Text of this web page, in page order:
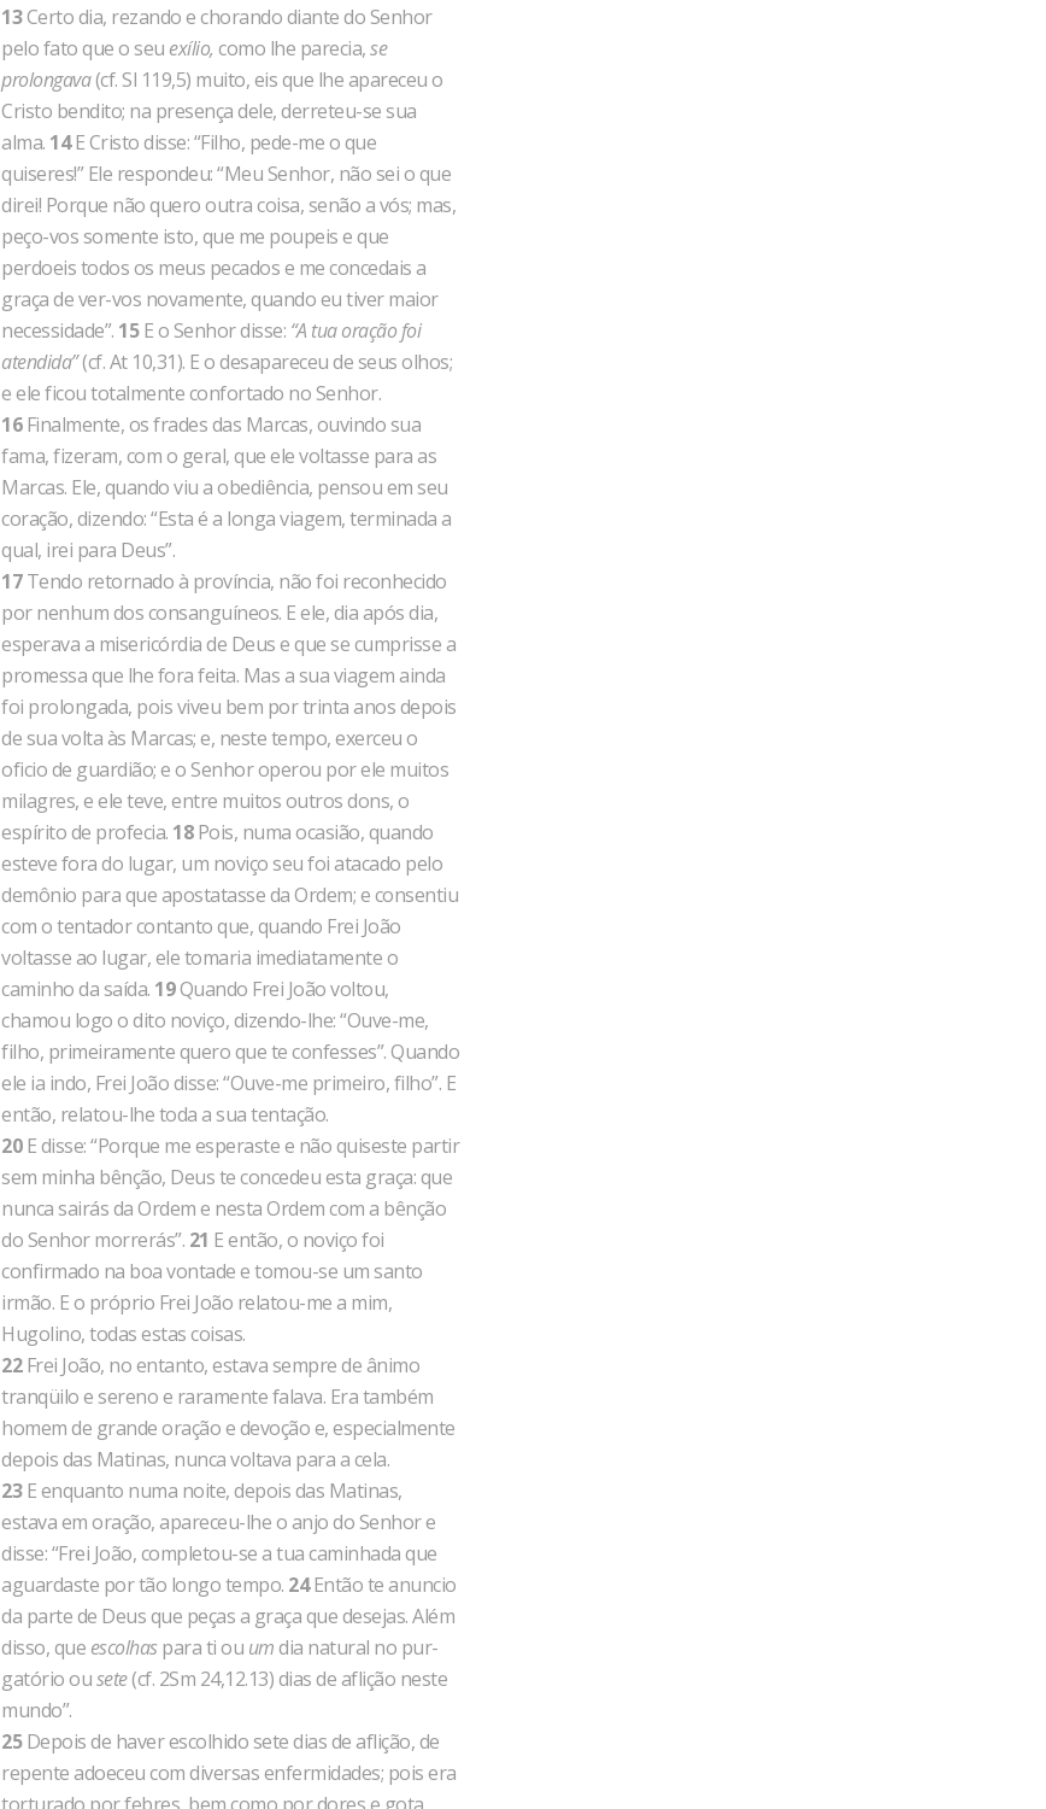
13Certo dia, rezando e chorando diante do Senhor
pelo fato que o seu exílio, como lhe parecia,se
prolongava(cf. Sl 119,5) muito, eis que lhe apareceu o
Cristo bendito; na presença dele, derreteu-se sua
alma. 14E Cristo disse: “Filho, pede-me o que
quiseres!” Ele respondeu: “Meu Senhor, não sei o que
direi! Porque não quero outra coisa, senão a vós; mas,
peço-vos somente isto, que me poupeis e que
perdoeis todos os meus pecados e me concedais a
graça de ver-vos novamente, quando eu tiver maior
necessidade”. 15E o Senhor disse: “A tua oração foi
atendida”(cf. At 10,31). E o desapareceu de seus olhos;
e ele ficou totalmente confortado no Senhor.
16Finalmente, os frades das Marcas, ouvindo sua
fama, fizeram, com o geral, que ele voltasse para as
Marcas. Ele, quando viu a obediência, pensou em seu
coração, dizendo: “Esta é a longa viagem, terminada a
qual, irei para Deus”.
17Tendo retornado à província, não foi reconhecido
por nenhum dos consanguíneos. E ele, dia após dia,
esperava a misericórdia de Deus e que se cumprisse a
promessa que lhe fora feita. Mas a sua viagem ainda
foi prolongada, pois viveu bem por trinta anos depois
de sua volta às Marcas; e, neste tempo, exerceu o
oficio de guar­dião; e o Senhor operou por ele muitos
milagres, e ele teve, entre muitos outros dons, o
espírito de profecia. 18Pois, numa ocasião, quando
esteve fora do lugar, um noviço seu foi atacado pelo
demônio para que apostatasse da Ordem; e consentiu
com o tentador contanto que, quando Frei João
voltasse ao lugar, ele tomaria imedia­tamente o
caminho da saída. 19Quando Frei João voltou,
chamou logo o dito noviço, dizendo-lhe: “Ouve-me,
filho, primeiramente quero que te confesses”. Quando
ele ia indo, Frei João disse: “Ouve-me primeiro, filho”. E
então, relatou-lhe toda a sua tentação.
20E disse: “Porque me esperaste e não quises­te partir
sem minha bênção, Deus te concedeu esta graça: que
nunca sairás da Ordem e nesta Ordem com a bênção
do Senhor morrerás”. 21 E então, o noviço foi
confirmado na boa vonta­de e tomou-se um santo
irmão. E o próprio Frei João relatou-me a mim,
Hugolino, todas estas coisas.
22Frei João, no entanto, estava sempre de ânimo
tranqüilo e sereno e raramente falava. Era também
homem de grande oração e devoção e, especialmente
depois das Matinas, nunca voltava para a cela.
23E enquanto numa noite, depois das Matinas,
estava em oração, apareceu-lhe o anjo do Senhor e
disse: “Frei João, completou-se a tua caminhada que
aguardaste por tão longo tem­po. 24Então te anuncio
da parte de Deus que peças a graça que desejas. Além
disso, que escolhaspara ti ou umdia natural no pur­
gatório ousete(cf. 2Sm 24,12.13) dias de aflição neste
mundo”.
25Depois de haver escolhido sete dias de aflição, de
repente adoeceu com diversas enfermidades; pois era